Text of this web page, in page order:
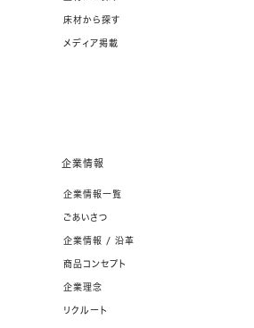
床材から探す
メディア掲載
企業情報
企業情報一覧
ごあいさつ
企業情報 / 沿革
商品コンセプト
企業理念
リクルート